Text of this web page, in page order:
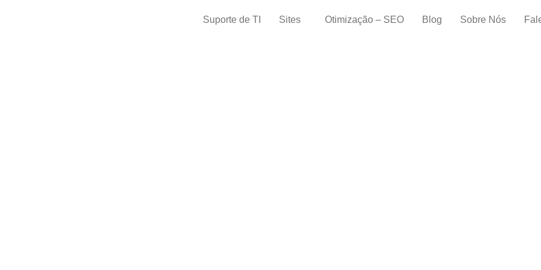
Suporte de TI Sites Otimização – SEO Blog Sobre Nós